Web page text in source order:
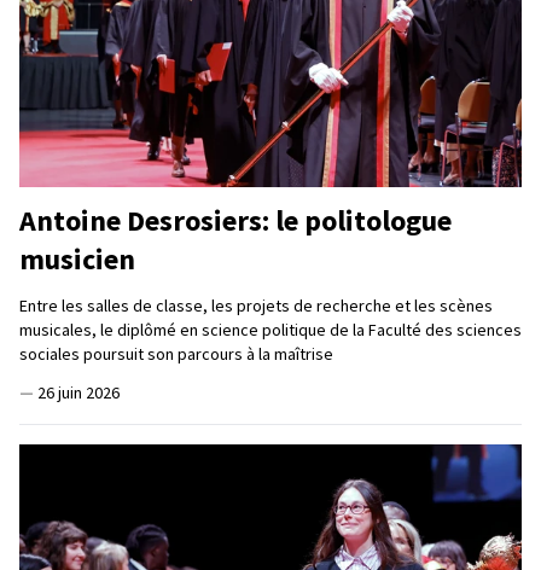
Antoine Desrosiers: le politologue
musicien
Entre les salles de classe, les projets de recherche et les scènes
musicales, le diplômé en science politique de la Faculté des sciences
sociales poursuit son parcours à la maîtrise
— 26 juin 2026